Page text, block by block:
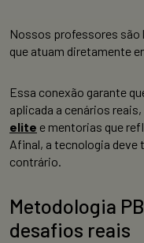
Nossos professores são
que atuam diretamente
Essa conexão garante
aplicada a cenários
elite e mentorias que
Afinal, a tecnologia deve
contrário.
Metodologia
desafios reais